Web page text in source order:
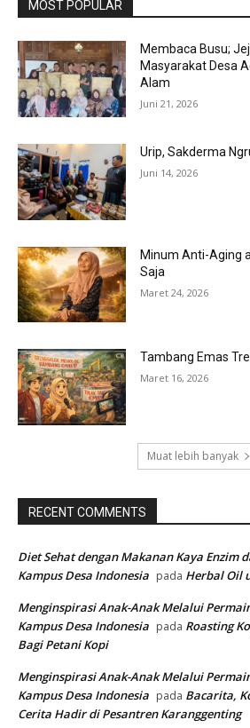
MOST POPULAR
Membaca Busu;
Masyarakat Desa
Alam
Juni 21, 2026
Urip, Sakderma
Juni 14, 2026
Minum Anti-Aging
Saja
Maret 24, 2026
Tambang Emas
Maret 16, 2026
Muat lebih banyak
RECENT COMMENTS
Diet Sehat dengan Makanan Kaya Enzim
Kampus Desa Indonesia pada Herbal Oil
Menginspirasi Anak-Anak Melalui
Kampus Desa Indonesia pada Roasting
Bagi Petani Kopi
Menginspirasi Anak-Anak Melalui
Kampus Desa Indonesia pada Bacarita,
Cerita Hadir di Pesantren Karanggenting